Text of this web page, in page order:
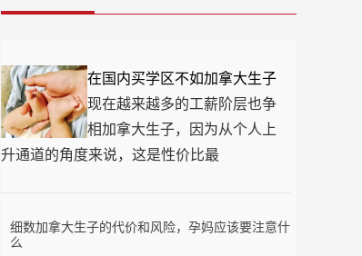
在国内买学区不如加拿大生子
现在越来越多的工薪阶层也争
相加拿大生子，因为从个人上
升通道的角度来说，这是性价比最
细数加拿大生子的代价和风险，孕妈应该要注意什
么